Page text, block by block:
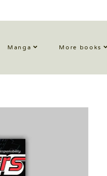
Manga More books